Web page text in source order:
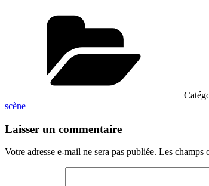
scène
Laisser un commentaire
Votre adresse e-mail ne sera pas publiée. Les champs